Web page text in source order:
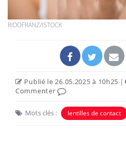
RIDOFRANZ/ISTOCK
Publié le 26.05.2025 à 10h25 |
Commenter
Mots clés : lentilles de contact